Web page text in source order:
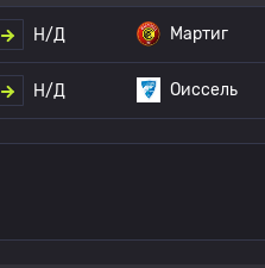
Н/Д Мартиг
Н/Д Оиссель